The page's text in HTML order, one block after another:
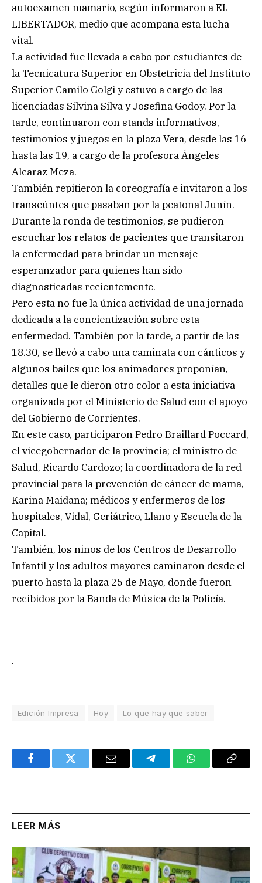
autoexamen mamario, según informaron a EL
LIBERTADOR, medio que acompaña esta lucha
vital.
La actividad fue llevada a cabo por estudiantes de
la Tecnicatura Superior en Obstetricia del Instituto
Superior Camilo Golgi y estuvo a cargo de las
licenciadas Silvina Silva y Josefina Godoy. Por la
tarde, continuaron con stands informativos,
testimonios y juegos en la plaza Vera, desde las 16
hasta las 19, a cargo de la profesora Ángeles
Alcaraz Meza.
También repitieron la coreografía e invitaron a los
transeúntes que pasaban por la peatonal Junín.
Durante la ronda de testimonios, se pudieron
escuchar los relatos de pacientes que transitaron
la enfermedad para brindar un mensaje
esperanzador para quienes han sido
diagnosticadas recientemente.
Pero esta no fue la única actividad de una jornada
dedicada a la concientización sobre esta
enfermedad. También por la tarde, a partir de las
18.30, se llevó a cabo una caminata con cánticos y
algunos bailes que los animadores proponían,
detalles que le dieron otro color a esta iniciativa
organizada por el Ministerio de Salud con el apoyo
del Gobierno de Corrientes.
En este caso, participaron Pedro Braillard Poccard,
el vicegobernador de la provincia; el ministro de
Salud, Ricardo Cardozo; la coordinadora de la red
provincial para la prevención de cáncer de mama,
Karina Maidana; médicos y enfermeros de los
hospitales, Vidal, Geriátrico, Llano y Escuela de la
Capital.
También, los niños de los Centros de Desarrollo
Infantil y los adultos mayores caminaron desde el
puerto hasta la plaza 25 de Mayo, donde fueron
recibidos por la Banda de Música de la Policía.
.
Edición Impresa Hoy Lo que hay que saber
FacebookTwitter Email TelegramWhatsAppCopy
LEER MÁS